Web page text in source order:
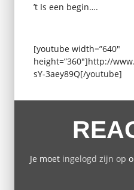
’t Is een begin….
[youtube width=”640″
height=”360″]http://
sY-3aey89Q[/youtube]
Je moet ingelogd zijn op